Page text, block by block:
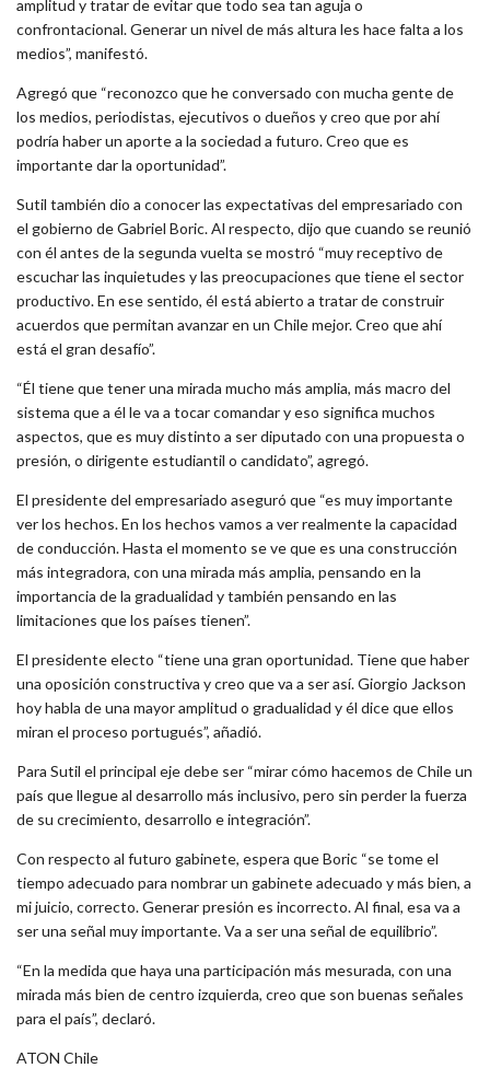
amplitud y tratar de evitar que todo sea tan aguja o
confrontacional. Generar un nivel de más altura les hace falta a los
medios”, manifestó.
Agregó que “reconozco que he conversado con mucha gente de
los medios, periodistas, ejecutivos o dueños y creo que por ahí
podría haber un aporte a la sociedad a futuro. Creo que es
importante dar la oportunidad”.
Sutil también dio a conocer las expectativas del empresariado con
el gobierno de Gabriel Boric. Al respecto, dijo que cuando se reunió
con él antes de la segunda vuelta se mostró “muy receptivo de
escuchar las inquietudes y las preocupaciones que tiene el sector
productivo. En ese sentido, él está abierto a tratar de construir
acuerdos que permitan avanzar en un Chile mejor. Creo que ahí
está el gran desafío”.
“Él tiene que tener una mirada mucho más amplia, más macro del
sistema que a él le va a tocar comandar y eso significa muchos
aspectos, que es muy distinto a ser diputado con una propuesta o
presión, o dirigente estudiantil o candidato”, agregó.
El presidente del empresariado aseguró que “es muy importante
ver los hechos. En los hechos vamos a ver realmente la capacidad
de conducción. Hasta el momento se ve que es una construcción
más integradora, con una mirada más amplia, pensando en la
importancia de la gradualidad y también pensando en las
limitaciones que los países tienen”.
El presidente electo “tiene una gran oportunidad. Tiene que haber
una oposición constructiva y creo que va a ser así. Giorgio Jackson
hoy habla de una mayor amplitud o gradualidad y él dice que ellos
miran el proceso portugués”, añadió.
Para Sutil el principal eje debe ser “mirar cómo hacemos de Chile un
país que llegue al desarrollo más inclusivo, pero sin perder la fuerza
de su crecimiento, desarrollo e integración”.
Con respecto al futuro gabinete, espera que Boric “se tome el
tiempo adecuado para nombrar un gabinete adecuado y más bien, a
mi juicio, correcto. Generar presión es incorrecto. Al final, esa va a
ser una señal muy importante. Va a ser una señal de equilibrio”.
“En la medida que haya una participación más mesurada, con una
mirada más bien de centro izquierda, creo que son buenas señales
para el país”, declaró.
ATON Chile